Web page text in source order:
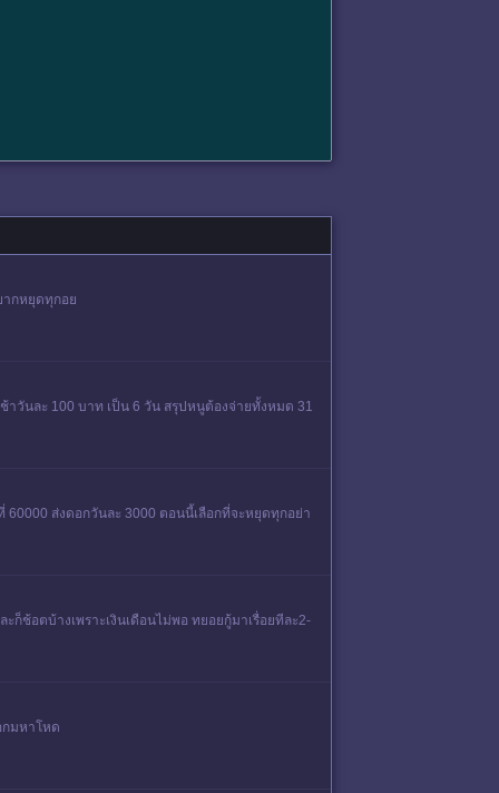
ากหยุดทุกอย
วันละ 100 บาท เป็น 6 วัน สรุปหนูต้องจ่ายทั้งหมด 31
60000 ส่งดอกวันละ 3000 ตอนนี้เลือกที่จะหยุดทุกอย่า
ช้อตบ้างเพราะเงินเดือนไม่พอ ทยอยกู้มาเรื่อยทีละ2-
กมหาโหด